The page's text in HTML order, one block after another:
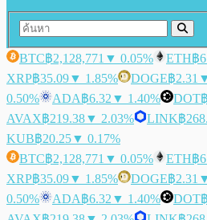
BTC฿2,128,771 ▼ 0.05% ETH฿
XRP฿35.09▼ 1.85% DOGE฿2.31
0.50%
ADA฿6.32 ▼ 1.40% DOT
AVAX฿219.38▼ 2.03% LINK฿
KUB฿20.25▼ 0.17%
BTC฿2,128,771 ▼ 0.05% ETH฿
XRP฿35.09▼ 1.85% DOGE฿2.31
0.50%
ADA฿6.32 ▼ 1.40% DOT